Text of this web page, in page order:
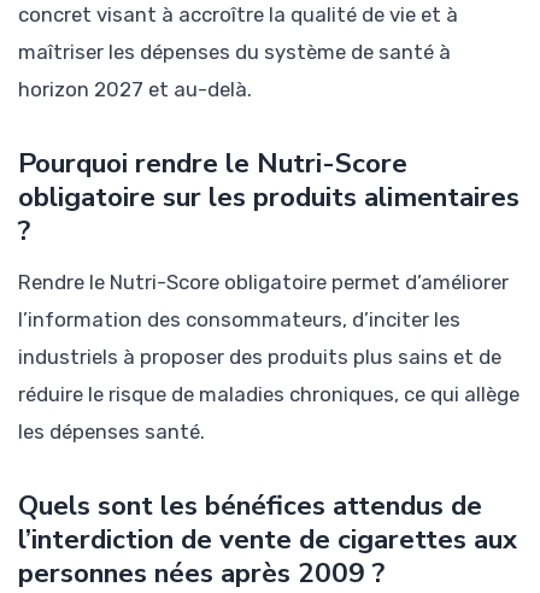
concret visant à accroître la qualité de vie et à
maîtriser les dépenses du système de santé à
horizon 2027 et au-delà.
Pourquoi rendre le Nutri-Score
obligatoire sur les produits alimentaires
?
Rendre le Nutri-Score obligatoire permet d’améliorer
l’information des consommateurs, d’inciter les
industriels à proposer des produits plus sains et de
réduire le risque de maladies chroniques, ce qui allège
les dépenses santé.
Quels sont les bénéfices attendus de
l’interdiction de vente de cigarettes aux
personnes nées après 2009 ?